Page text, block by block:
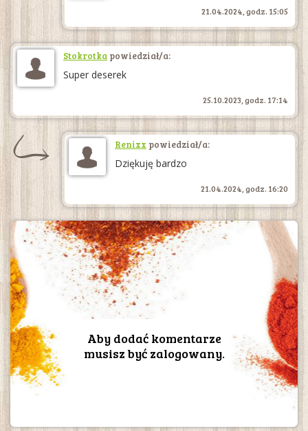
21.04.2024, godz. 15:05
Stokrotka powiedział/a:
Super deserek
25.10.2023, godz. 17:14
Renixx powiedział/a:
Dziękuję bardzo
21.04.2024, godz. 16:20
Aby dodać komentarze
musisz być zalogowany.